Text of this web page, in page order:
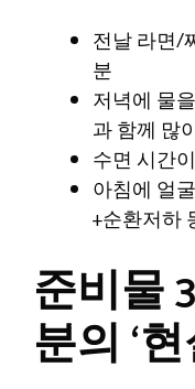
전날 라면/
분
저녁에 물
과 함께 많
수면 시간
아침에 얼
+순환저하
준비물
분의 ‘